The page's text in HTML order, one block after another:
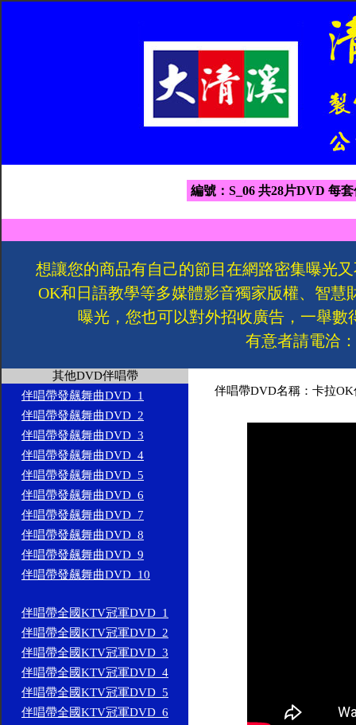
編號：S_06 共28片DVD 每
想讓您的商品有自己的節目在網路密集曝光
OK和日語教學等多媒體影音獨家版權、智
曝光，您也可以對外招收廣告，一舉
有意者請電洽
其他DVD伴唱帶
伴唱帶發飆舞曲DVD_1
伴唱帶發飆舞曲DVD_2
伴唱帶發飆舞曲DVD_3
伴唱帶發飆舞曲DVD_4
伴唱帶發飆舞曲DVD_5
伴唱帶發飆舞曲DVD_6
伴唱帶發飆舞曲DVD_7
伴唱帶發飆舞曲DVD_8
伴唱帶發飆舞曲DVD_9
伴唱帶發飆舞曲DVD_10
伴唱帶全國KTV冠軍DVD_1
伴唱帶全國KTV冠軍DVD_2
伴唱帶全國KTV冠軍DVD_3
伴唱帶全國KTV冠軍DVD_4
伴唱帶全國KTV冠軍DVD_5
伴唱帶全國KTV冠軍DVD_6
伴唱帶DVD名稱：卡拉